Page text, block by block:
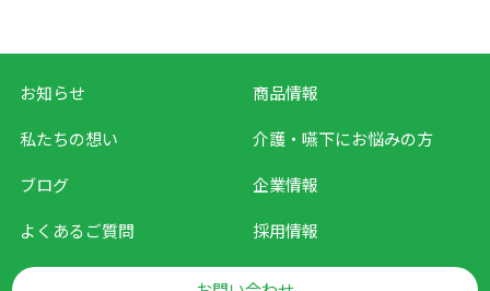
お知らせ
商品情報
私たちの想い
介護・嚥下にお悩みの方
ブログ
企業情報
よくあるご質問
採用情報